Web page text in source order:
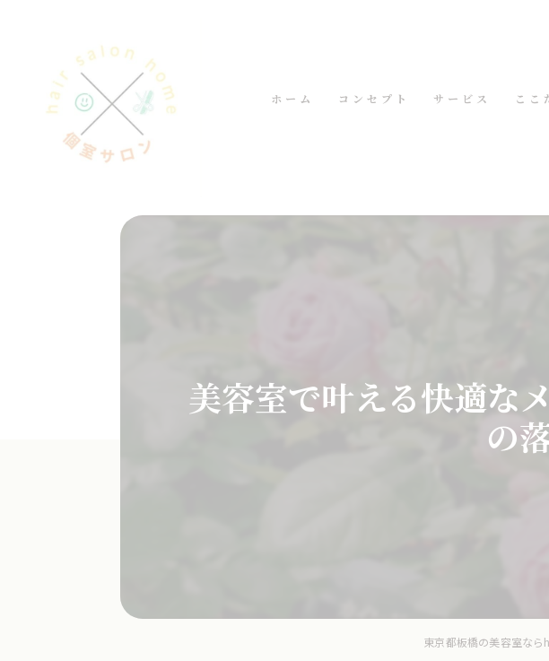
ホーム コンセプト サービス ここ
美容室で叶える快適な
の
東京都板橋の美容室な